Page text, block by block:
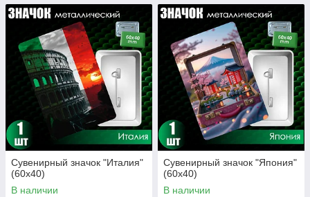
Сувенирный значок "Италия"
(60х40)
В наличии
Сувенирный значок "Япония"
(60х40)
В наличии